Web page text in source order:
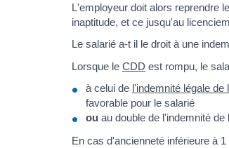
L'employeur doit alors reprendre
inaptitude, et ce jusqu'au
Le salarié a-t il le droit à une
Lorsque le CDD est rompu, le
à celui de l'indemnité légale de
favorable pour le salarié
ou au double de l'indemnité
En cas d'ancienneté inférieure à